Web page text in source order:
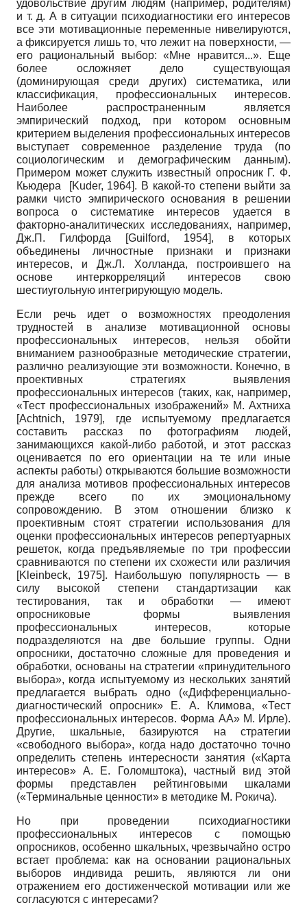
удовольствие другим людям (например, родителям)
и т. д. А в ситуации психодиагностики его интересов
все эти мотивационные переменные нивелируются,
а фиксируется лишь то, что лежит на поверхности, —
его рациональный выбор: «Мне нравится...». Еще
более осложняет дело существующая
(доминирующая среди других) систематика, или
классификация, профессиональных интересов.
Наиболее распространенным является
эмпирический подход, при котором основным
критерием выделения профессиональных интересов
выступает современное разделение труда (по
социологическим и демографическим данным).
Примером может служить известный опросник Г. Ф.
Кьюдера
[Kuder, 1964]. В какой-то степени выйти за
рамки чисто эмпирического основания в решении
вопроса о систематике интересов удается в
факторно-аналитических исследованиях, например,
Дж.П. Гилфорда
[Guilford, 1954], в которых
объединены личностные признаки и признаки
интересов, и Дж.Л. Холланда, построившего на
основе интеркорреляций интересов свою
шестиугольную интегрирующую модель.
Если речь идет о возможностях преодоления
трудностей в анализе мотивационной основы
профессиональных интересов, нельзя обойти
вниманием разнообразные методические стратегии,
различно реализующие эти возможности. Конечно, в
проективных стратегиях выявления
профессиональных интересов (таких, как, например,
«Тест профессиональных изображений» М. Ахтниха
[Achtnich, 1979], где испытуемому предлагается
составить рассказ по фотографиям людей,
занимающихся какой-либо работой, и этот рассказ
оценивается по его ориентации на те или иные
аспекты работы) открываются большие возможности
для анализа мотивов профессиональных интересов
прежде всего по их эмоциональному
сопровождению. В этом отношении близко к
проективным стоят стратегии использования для
оценки профессиональных интересов репертуарных
решеток, когда предъявляемые по три профессии
сравниваются по степени их схожести или различия
[Kleinbeck, 1975]. Наибольшую популярность — в
силу высокой степени стандартизации как
тестирования, так и обработки — имеют
опросниковые формы выявления
профессиональных интересов, которые
подразделяются на две большие группы. Одни
опросники, достаточно сложные для проведения и
обработки, основаны на стратегии «принудительного
выбора», когда испытуемому из нескольких занятий
предлагается выбрать одно («Дифференциально-
диагностический опросник» Е. А. Климова, «Тест
профессиональных интересов. Форма АА» М. Ирле).
Другие, шкальные, базируются на стратегии
«свободного выбора», когда надо достаточно точно
определить степень интересности занятия («Карта
интересов» А. Е. Голомштока), частный вид этой
формы представлен рейтинговыми шкалами
(«Терминальные ценности» в методике М. Рокича).
Но при проведении психодиагностики
профессиональных интересов с помощью
опросников, особенно шкальных, чрезвычайно остро
встает проблема: как на основании рациональных
выборов индивида решить, являются ли они
отражением его достиженческой мотивации или же
согласуются с интересами?